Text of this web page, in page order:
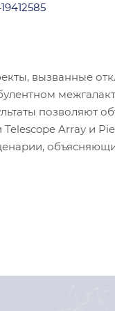
вызванные
позволяют
Array и